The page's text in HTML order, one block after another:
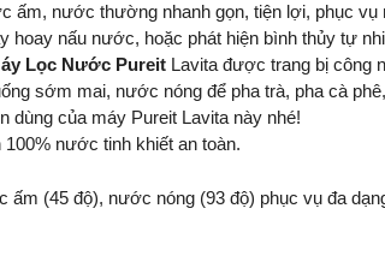
ấm, nước thường nhanh gọn, tiện lợi, phục
hoay nấu nước, hoặc phát hiện bình thủy tự
Lọc Nước Pureit Lavita được trang bị công
sớm mai, nước nóng để pha trà, pha cà
của máy Pureit Lavita này nhé!
nước tinh khiết an toàn.
(45 độ), nước nóng (93 độ) phục vụ đa